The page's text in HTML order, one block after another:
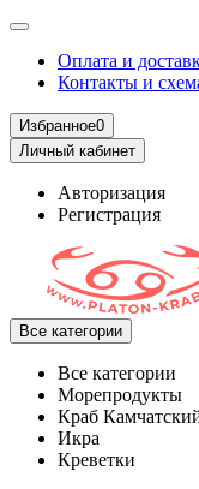
Оплата и
Контакты и
Избранное0
Личный кабинет
Авторизация
Регистрация
Все категории
Все категории
Морепродукты
Краб
Икра
Креветки